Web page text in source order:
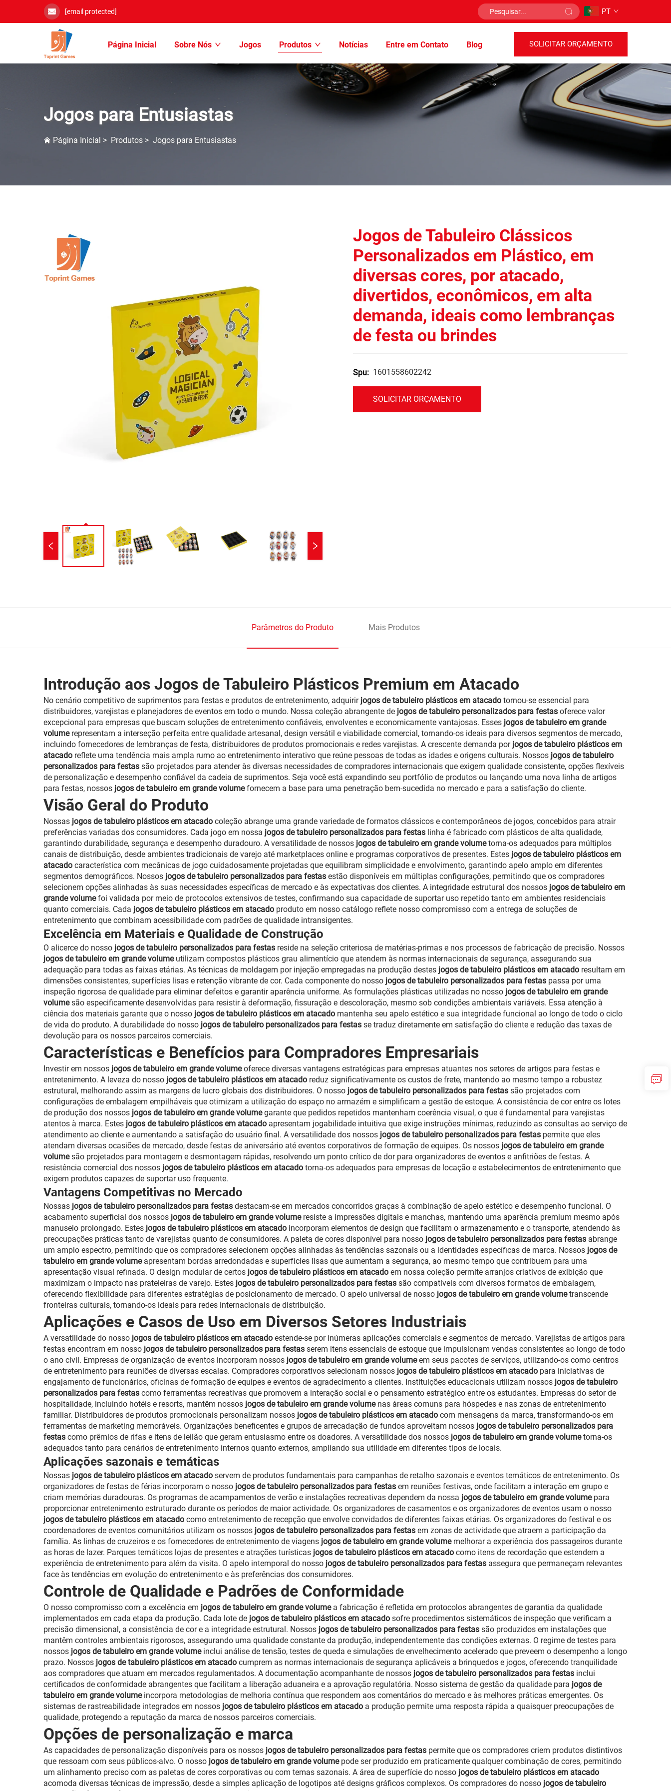
[email protected] PT
Página Inicial Sobre Nós Jogos Produtos Notícias Entre em Contato Blog SOLICITAR ORÇAMENTO
Jogos para Entusiastas
Página Inicial > Produtos > Jogos para Entusiastas
Jogos de Tabuleiro Clássicos
Personalizados em Plástico, em
diversas cores, por atacado,
divertidos, econômicos, em alta
demanda, ideais como lembranças
de festa ou brindes
Spu: 1601558602242
SOLICITAR ORÇAMENTO
Parâmetros do Produto Mais Produtos
Introdução aos Jogos de Tabuleiro Plásticos Premium em Atacado
No cenário competitivo de suprimentos para festas e produtos de entretenimento, adquirir jogos de tabuleiro plásticos em atacado tornou-se essencial para
distribuidores, varejistas e planejadores de eventos em todo o mundo. Nossa coleção abrangente de jogos de tabuleiro personalizados para festas oferece valor
excepcional para empresas que buscam soluções de entretenimento confiáveis, envolventes e economicamente vantajosas. Esses jogos de tabuleiro em grande
volume representam a interseção perfeita entre qualidade artesanal, design versátil e viabilidade comercial, tornando-os ideais para diversos segmentos de mercado,
incluindo fornecedores de lembranças de festa, distribuidores de produtos promocionais e redes varejistas. A crescente demanda por jogos de tabuleiro plásticos em
atacado reflete uma tendência mais ampla rumo ao entretenimento interativo que reúne pessoas de todas as idades e origens culturais. Nossos jogos de tabuleiro
personalizados para festas são projetados para atender às diversas necessidades de compradores internacionais que exigem qualidade consistente, opções flexíveis
de personalização e desempenho confiável da cadeia de suprimentos. Seja você está expandindo seu portfólio de produtos ou lançando uma nova linha de artigos
para festas, nossos jogos de tabuleiro em grande volumefornecem a base para uma penetração bem-sucedida no mercado e para a satisfação do cliente.
Visão Geral do Produto
Nossas jogos de tabuleiro plásticos em atacado coleção abrange uma grande variedade de formatos clássicos e contemporâneos de jogos, concebidos para atrair
preferências variadas dos consumidores. Cada jogo em nossa jogos de tabuleiro personalizados para festas linha é fabricado com plásticos de alta qualidade,
garantindo durabilidade, segurança e desempenho duradouro. A versatilidade de nossos jogos de tabuleiro em grande volumetorna-os adequados para múltiplos
canais de distribuição, desde ambientes tradicionais de varejo até marketplaces online e programas corporativos de presentes. Estes jogos de tabuleiro plásticos em
atacado característica com mecânicas de jogo cuidadosamente projetadas que equilibram simplicidade e envolvimento, garantindo apelo amplo em diferentes
segmentos demográficos. Nossos jogos de tabuleiro personalizados para festas estão disponíveis em múltiplas configurações, permitindo que os compradores
selecionem opções alinhadas às suas necessidades específicas de mercado e às expectativas dos clientes. A integridade estrutural dos nossos jogos de tabuleiro em
grande volumefoi validada por meio de protocolos extensivos de testes, confirmando sua capacidade de suportar uso repetido tanto em ambientes residenciais
quanto comerciais. Cada jogos de tabuleiro plásticos em atacado produto em nosso catálogo reflete nosso compromisso com a entrega de soluções de
entretenimento que combinam acessibilidade com padrões de qualidade intransigentes.
Excelência em Materiais e Qualidade de Construção
O alicerce do nosso jogos de tabuleiro personalizados para festas reside na seleção criteriosa de matérias-primas e nos processos de fabricação de precisão. Nossos
jogos de tabuleiro em grande volume utilizam compostos plásticos grau alimentício que atendem às normas internacionais de segurança, assegurando sua
adequação para todas as faixas etárias. As técnicas de moldagem por injeção empregadas na produção destes jogos de tabuleiro plásticos em atacado resultam em
dimensões consistentes, superfícies lisas e retenção vibrante de cor. Cada componente do nosso jogos de tabuleiro personalizados para festas passa por uma
inspeção rigorosa de qualidade para eliminar defeitos e garantir aparência uniforme. As formulações plásticas utilizadas no nosso jogos de tabuleiro em grande
volumesão especificamente desenvolvidas para resistir à deformação, fissuração e descoloração, mesmo sob condições ambientais variáveis. Essa atenção à
ciência dos materiais garante que o nosso jogos de tabuleiro plásticos em atacado mantenha seu apelo estético e sua integridade funcional ao longo de todo o ciclo
de vida do produto. A durabilidade do nosso jogos de tabuleiro personalizados para festas se traduz diretamente em satisfação do cliente e redução das taxas de
devolução para os nossos parceiros comerciais.
Características e Benefícios para Compradores Empresariais
Investir em nossos jogos de tabuleiro em grande volumeoferece diversas vantagens estratégicas para empresas atuantes nos setores de artigos para festas e
entretenimento. A leveza do nosso jogos de tabuleiro plásticos em atacado reduz significativamente os custos de frete, mantendo ao mesmo tempo a robustez
estrutural, melhorando assim as margens de lucro globais dos distribuidores. O nosso jogos de tabuleiro personalizados para festas são projetados com
configurações de embalagem empilháveis que otimizam a utilização do espaço no armazém e simplificam a gestão de estoque. A consistência de cor entre os lotes
de produção dos nossos jogos de tabuleiro em grande volumegarante que pedidos repetidos mantenham coerência visual, o que é fundamental para varejistas
atentos à marca. Estes jogos de tabuleiro plásticos em atacado apresentam jogabilidade intuitiva que exige instruções mínimas, reduzindo as consultas ao serviço de
atendimento ao cliente e aumentando a satisfação do usuário final. A versatilidade dos nossos jogos de tabuleiro personalizados para festas permite que eles
atendam diversas ocasiões de mercado, desde festas de aniversário até eventos corporativos de formação de equipes. Os nossos jogos de tabuleiro em grande
volumesão projetados para montagem e desmontagem rápidas, resolvendo um ponto crítico de dor para organizadores de eventos e anfitriões de festas. A
resistência comercial dos nossos jogos de tabuleiro plásticos em atacado torna-os adequados para empresas de locação e estabelecimentos de entretenimento que
exigem produtos capazes de suportar uso frequente.
Vantagens Competitivas no Mercado
Nossas jogos de tabuleiro personalizados para festas destacam-se em mercados concorridos graças à combinação de apelo estético e desempenho funcional. O
acabamento superficial dos nossos jogos de tabuleiro em grande volume resiste a impressões digitais e manchas, mantendo uma aparência premium mesmo após
manuseio prolongado. Estes jogos de tabuleiro plásticos em atacado incorporam elementos de design que facilitam o armazenamento e o transporte, atendendo às
preocupações práticas tanto de varejistas quanto de consumidores. A paleta de cores disponível para nosso jogos de tabuleiro personalizados para festas abrange
um amplo espectro, permitindo que os compradores selecionem opções alinhadas às tendências sazonais ou a identidades específicas de marca. Nossos jogos de
tabuleiro em grande volume apresentam bordas arredondadas e superfícies lisas que aumentam a segurança, ao mesmo tempo que contribuem para uma
apresentação visual refinada. O design modular de certos jogos de tabuleiro plásticos em atacado em nossa coleção permite arranjos criativos de exibição que
maximizam o impacto nas prateleiras de varejo. Estes jogos de tabuleiro personalizados para festas são compatíveis com diversos formatos de embalagem,
oferecendo flexibilidade para diferentes estratégias de posicionamento de mercado. O apelo universal de nosso jogos de tabuleiro em grande volumetranscende
fronteiras culturais, tornando-os ideais para redes internacionais de distribuição.
Aplicações e Casos de Uso em Diversos Setores Industriais
A versatilidade do nosso jogos de tabuleiro plásticos em atacado estende-se por inúmeras aplicações comerciais e segmentos de mercado. Varejistas de artigos para
festas encontram em nosso jogos de tabuleiro personalizados para festas serem itens essenciais de estoque que impulsionam vendas consistentes ao longo de todo
o ano civil. Empresas de organização de eventos incorporam nossos jogos de tabuleiro em grande volumeem seus pacotes de serviços, utilizando-os como centros
de entretenimento para reuniões de diversas escalas. Compradores corporativos selecionam nossos jogos de tabuleiro plásticos em atacado para iniciativas de
engajamento de funcionários, oficinas de formação de equipes e eventos de agradecimento a clientes. Instituições educacionais utilizam nossos jogos de tabuleiro
personalizados para festas como ferramentas recreativas que promovem a interação social e o pensamento estratégico entre os estudantes. Empresas do setor de
hospitalidade, incluindo hotéis e resorts, mantêm nossos jogos de tabuleiro em grande volume nas áreas comuns para hóspedes e nas zonas de entretenimento
familiar. Distribuidores de produtos promocionais personalizam nossos jogos de tabuleiro plásticos em atacado com mensagens da marca, transformando-os em
ferramentas de marketing memoráveis. Organizações beneficentes e grupos de arrecadação de fundos aproveitam nossos jogos de tabuleiro personalizados para
festas como prêmios de rifas e itens de leilão que geram entusiasmo entre os doadores. A versatilidade dos nossos jogos de tabuleiro em grande volumetorna-os
adequados tanto para cenários de entretenimento internos quanto externos, ampliando sua utilidade em diferentes tipos de locais.
Aplicações sazonais e temáticas
Nossas jogos de tabuleiro plásticos em atacado servem de produtos fundamentais para campanhas de retalho sazonais e eventos temáticos de entretenimento. Os
organizadores de festas de férias incorporam o nosso jogos de tabuleiro personalizados para festas em reuniões festivas, onde facilitam a interação em grupo e
criam memórias duradouras. Os programas de acampamentos de verão e instalações recreativas dependem da nossa jogos de tabuleiro em grande volume para
proporcionar entretenimento estruturado durante os períodos de maior actividade. Os organizadores de casamentos e os organizadores de eventos usam o nosso
jogos de tabuleiro plásticos em atacado como entretenimento de recepção que envolve convidados de diferentes faixas etárias. Os organizadores do festival e os
coordenadores de eventos comunitários utilizam os nossos jogos de tabuleiro personalizados para festas em zonas de actividade que atraem a participação da
família. As linhas de cruzeiros e os fornecedores de entretenimento de viagens jogos de tabuleiro em grande volume melhorar a experiência dos passageiros durante
as horas de lazer. Parques temáticos lojas de presentes e atrações turísticas jogos de tabuleiro plásticos em atacado como itens de recordação que estendem a
experiência de entretenimento para além da visita. O apelo intemporal do nosso jogos de tabuleiro personalizados para festas assegura que permaneçam relevantes
face às tendências em evolução do entretenimento e às preferências dos consumidores.
Controle de Qualidade e Padrões de Conformidade
O nosso compromisso com a excelência em jogos de tabuleiro em grande volume a fabricação é refletida em protocolos abrangentes de garantia da qualidade
implementados em cada etapa da produção. Cada lote de jogos de tabuleiro plásticos em atacado sofre procedimentos sistemáticos de inspeção que verificam a
precisão dimensional, a consistência de cor e a integridade estrutural. Nossos jogos de tabuleiro personalizados para festas são produzidos em instalações que
mantêm controles ambientais rigorosos, assegurando uma qualidade constante da produção, independentemente das condições externas. O regime de testes para
nossos jogos de tabuleiro em grande volume inclui análise de tensão, testes de queda e simulações de envelhecimento acelerado que preveem o desempenho a longo
prazo. Nossos jogos de tabuleiro plásticos em atacado cumprem as normas internacionais de segurança aplicáveis a brinquedos e jogos, oferecendo tranquilidade
aos compradores que atuam em mercados regulamentados. A documentação acompanhante de nossos jogos de tabuleiro personalizados para festas inclui
certificados de conformidade abrangentes que facilitam a liberação aduaneira e a aprovação regulatória. Nosso sistema de gestão da qualidade para jogos de
tabuleiro em grande volume incorpora metodologias de melhoria contínua que respondem aos comentários do mercado e às melhores práticas emergentes. Os
sistemas de rastreabilidade integrados em nossos jogos de tabuleiro plásticos em atacado a produção permite uma resposta rápida a quaisquer preocupações de
qualidade, protegendo a reputação da marca de nossos parceiros comerciais.
Opções de personalização e marca
As capacidades de personalização disponíveis para os nossos jogos de tabuleiro personalizados para festas permite que os compradores criem produtos distintivos
que ressoam com seus públicos-alvo. O nosso jogos de tabuleiro em grande volume pode ser produzido em praticamente qualquer combinação de cores, permitindo
um alinhamento preciso com as paletas de cores corporativas ou com temas sazonais. A área de superfície do nosso jogos de tabuleiro plásticos em atacado
acomoda diversas técnicas de impressão, desde a simples aplicação de logotipos até designs gráficos complexos. Os compradores do nosso jogos de tabuleiro